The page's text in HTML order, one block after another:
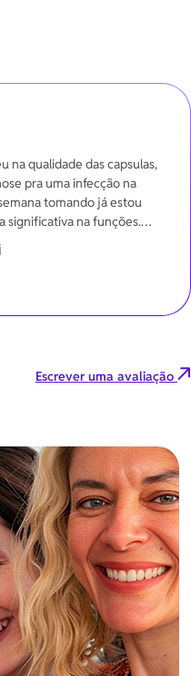
na qualidade das capsulas,
pra uma infecção na
tomando já estou
significativa na funções.
Escrever uma avaliação